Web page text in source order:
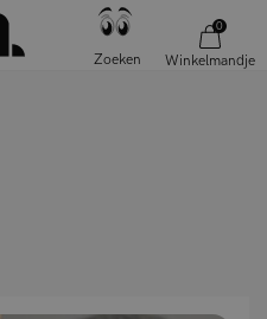
Zoeken
0
Winkelmandje